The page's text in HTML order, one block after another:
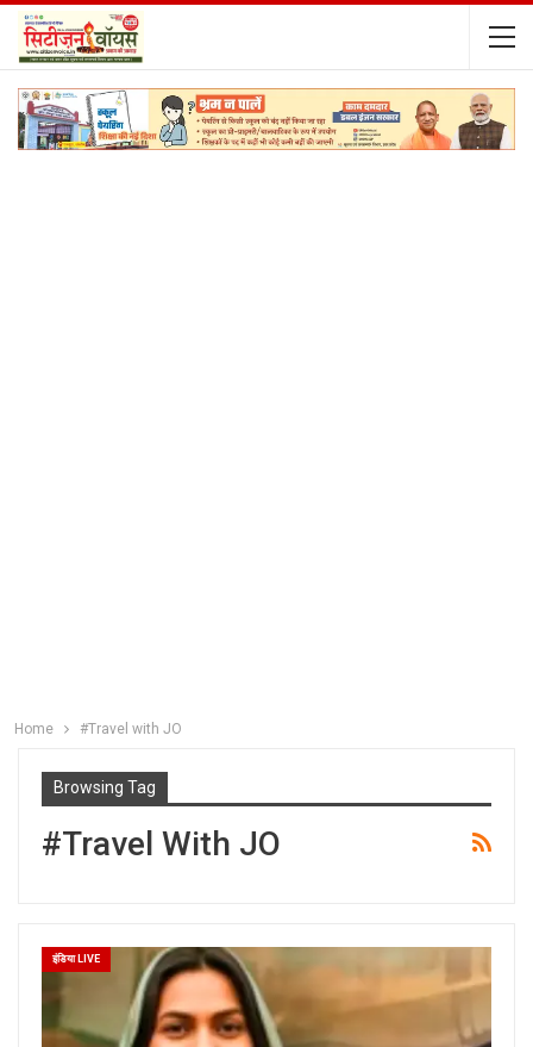
Home #Travel with JO
Browsing Tag
#Travel With JO
इंडिया LIVE